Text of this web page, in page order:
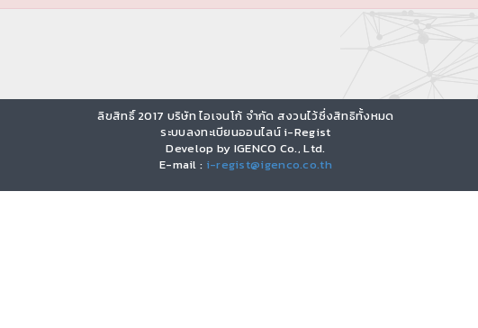
ลิขสิทธิ์ 2017 บริษัท ไอเจนโก้ จำกัด สงวนไว้ซึ่งสิทธิทั้งหมด
ระบบลงทะเบียนออนไลน์ i-Regist
Develop by IGENCO Co., Ltd.
E-mail : i-regist@igenco.co.th